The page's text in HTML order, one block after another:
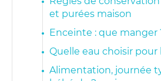
et purées maison
Enceinte : que manger
Quelle eau choisir pour
Alimentation, journée